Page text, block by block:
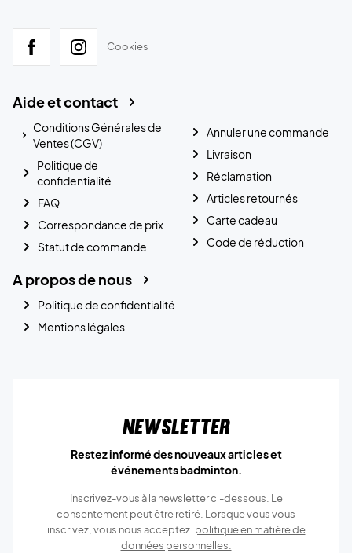
Cookies
Aide et contact
Conditions Générales de
Ventes (CGV)
Politique de
confidentialité
FAQ
Correspondance de prix
Statut de commande
Annuler une commande
Livraison
Réclamation
Articles retournés
Carte cadeau
Code de réduction
A propos de nous
Politique de confidentialité
Mentions légales
Newsletter
Restez informé des nouveaux articles et
événements badminton.
Inscrivez-vous à la newsletter ci-dessous. Le
consentement peut être retiré. Lorsque vous vous
inscrivez, vous nous acceptez. politique en matière de
données personnelles.